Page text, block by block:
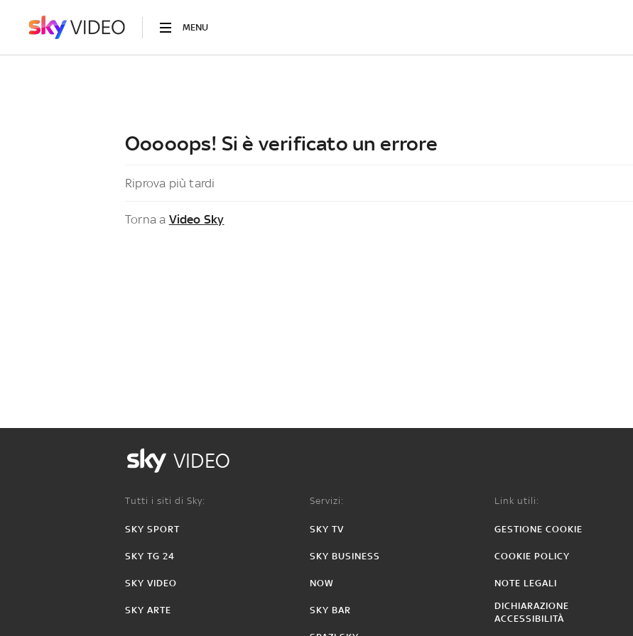
MENU
Ooooops! Si è verificato un errore
Riprova più tardi
Torna a Video Sky
VIDEO
Tutti i siti di Sky:
SKY SPORT
SKY TG 24
SKY VIDEO
SKY ARTE
Servizi:
SKY TV
SKY BUSINESS
NOW
SKY BAR
Link utili:
GESTIONE COOKIE
COOKIE POLICY
NOTE LEGALI
DICHIARAZIONE
ACCESSIBILITÀ